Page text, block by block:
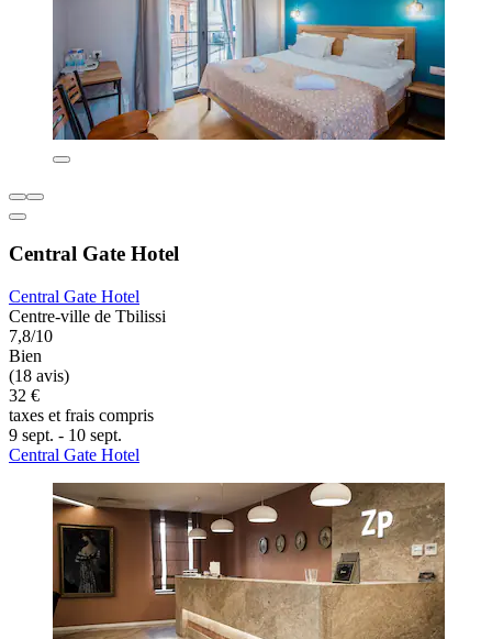
Central Gate Hotel
Central Gate Hotel
Centre-ville de Tbilissi
7,8/10
Bien
(18 avis)
32 €
taxes et frais compris
9 sept. - 10 sept.
Central Gate Hotel